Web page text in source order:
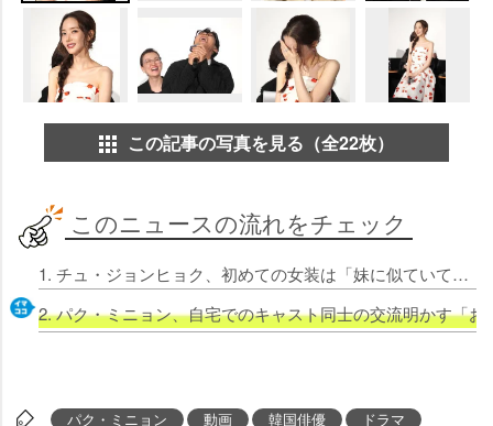
この記事の写真を見る（全22枚）
このニュースの流れをチェック
1. チュ・ジョンヒョク、初めての女装は「妹に似ていて」驚き パク・ヒスンはパク・ミニョンのおもしエピソードも「つながっている眉毛を…」
2. パク・ミニョン、自宅でのキャスト同士の交流明かす「
パク・ミニョン 動画 韓国俳優 ドラマ